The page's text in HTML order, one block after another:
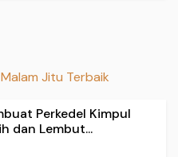
Jitu Terbaik
Perkedel Kimpul
dan Lembut...